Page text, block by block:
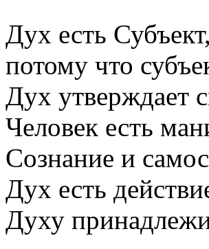
Дух есть Субъект,
потому что
Дух утверждает
Человек есть
Сознание и
Дух есть
Духу